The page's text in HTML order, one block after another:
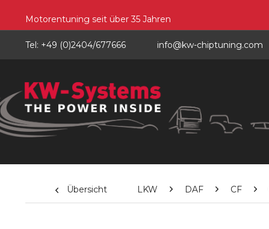
Motorentuning seit über 35 Jahren
Tel: +49 (0)2404/677666 info@kw-chiptuning.com
Übersicht LKW DAF CF